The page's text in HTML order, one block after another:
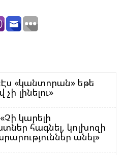
«կանտորան» եթե
լինելու»
կարելի
հագնել, կոլխոզի
անել»